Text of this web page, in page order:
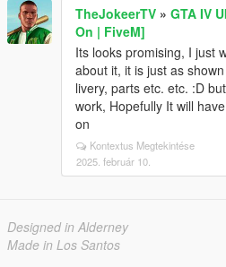
TheJokeerTV » GTA IV
On | FiveM]
Its looks promising, I just
about it, it is just as
livery, parts etc. etc. :D
work, Hopefully It will
on
Kontextus Megtekintése
2025. február 10.
Designed in Alderney
Made in Los Santos